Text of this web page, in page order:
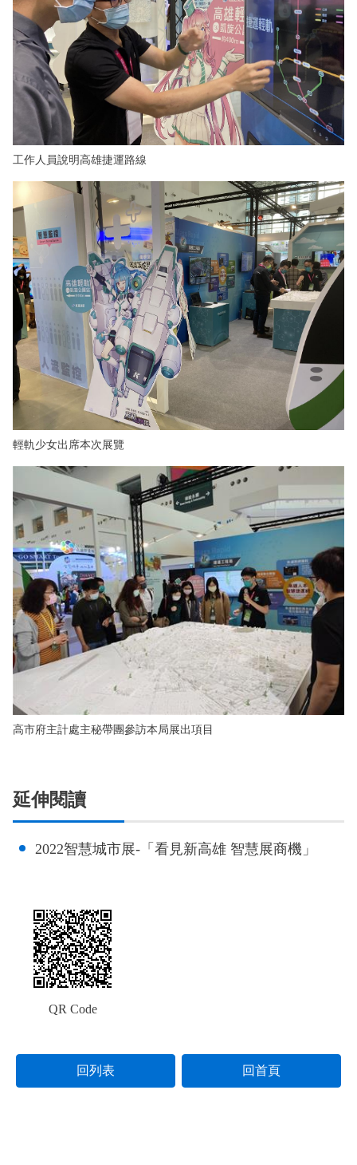
工作人員說明高雄捷運路線
輕軌少女出席本次展覽
高市府主計處主秘帶團參訪本局展出項目
延伸閱讀
2022智慧城市展-「看見新高雄 智慧展商機」
QR Code
回列表 回首頁